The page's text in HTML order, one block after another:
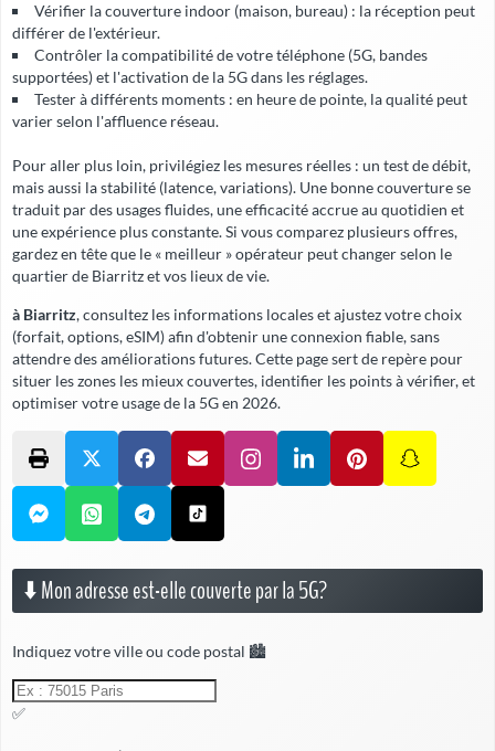
Vérifier lacouverture indoor (maison, bureau) : la réception peut
différer de l'extérieur.
Contrôler la compatibilité de votre téléphone (5G, bandes
supportées) et l'activation de la 5G dans les réglages.
Tester à différents moments : en heure de pointe, la qualité peut
varier selon l'affluence réseau.
Pour aller plus loin, privilégiez les mesures réelles : un test de débit,
mais aussi la stabilité (latence, variations). Une bonne couverture se
traduit par des usages fluides, uneefficacité accrueau quotidien et
une expérience plus constante. Si vous comparez plusieurs offres,
gardez en tête que le « meilleur » opérateur peut changer selon le
quartier de Biarritz et vos lieux de vie.
à Biarritz, consultez les informations locales et ajustez votre choix
(forfait, options, eSIM) afin d'obtenir une connexion fiable,sans
attendredes améliorations futures. Cette page sert de repère pour
situer les zones les mieux couvertes, identifier les points à vérifier, et
optimiser votre usage de la 5G en 2026.
⬇️ Mon adresse est-elle couverte par la 5G?
Indiquez votre ville ou code postal 🏙️
✅